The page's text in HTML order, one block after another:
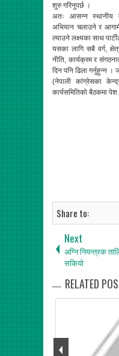
शुरु गरिनुपर्छ ।
अतः आसन्न स्थानीय
अभियान चलाउने र
ल्याउने लक्ष्यका साथ
यसका लागि सबै वर्ग,
नीति, कार्यक्रम र
दिन पनि ढिला गर्नुहुन्न ।
(नेपाली कांग्रेसका
कार्यसमितिको बैठकमा
Share to:
Next
अग्नि नियन्त्रक
सकियो
RELATED